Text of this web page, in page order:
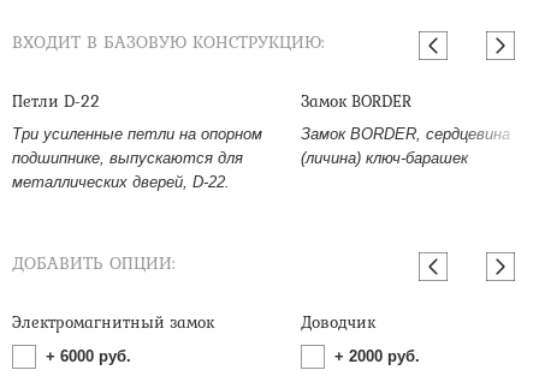
ВХОДИТ В БАЗОВУЮ КОНСТРУКЦИЮ:
Петли D-22
Три усиленные петли на опорном
подшипнике, выпускаются для
металлических дверей, D-22.
Замок BORDER
Замок BORDER, сердцевина
(личина) ключ-барашек
ДОБАВИТЬ ОПЦИИ:
Электромагнитный замок
+ 6000 руб.
Доводчик
+ 2000 руб.